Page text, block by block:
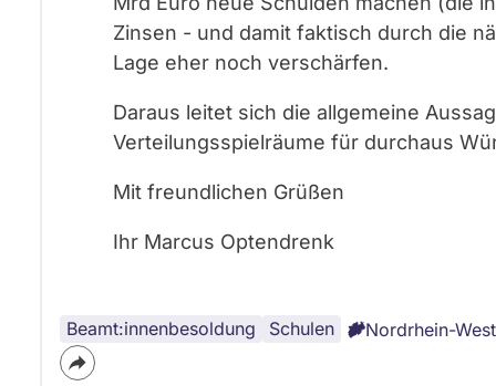
Zinsen - und damit faktisch durch die
Lage eher noch verschärfen.
Daraus leitet sich die allgemeine
Verteilungsspielräume für durchaus
Mit freundlichen Grüßen
Ihr Marcus Optendrenk
Beamt:innenbesoldung Schulen Nordrhein-